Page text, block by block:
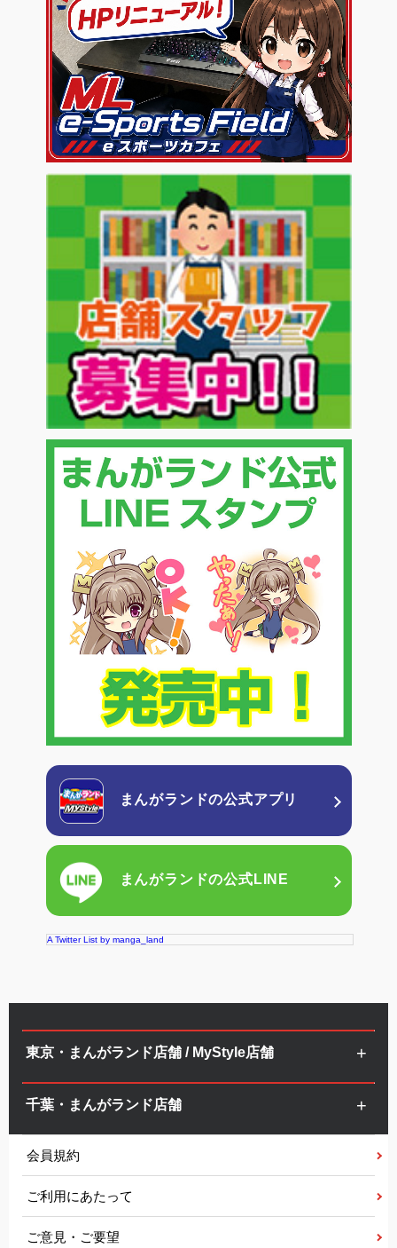
まんがランドの公式アプリ
まんがランドの公式LINE
A Twitter List by manga_land
東京・まんがランド店舗 / MyStyle店舗
千葉・まんがランド店舗
会員規約
ご利用にあたって
ご意見・ご要望